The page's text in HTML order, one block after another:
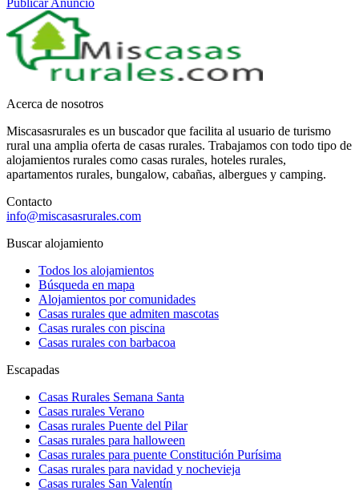
Acerca de nosotros
Miscasasrurales es un buscador que facilita al usuario de turismo
rural una amplia oferta de casas rurales. Trabajamos con todo tipo de
alojamientos rurales como casas rurales, hoteles rurales,
apartamentos rurales, bungalow, cabañas, albergues y camping.
Contacto
info@miscasasrurales.com
Buscar alojamiento
Todos los alojamientos
Búsqueda en mapa
Alojamientos por comunidades
Casas rurales que admiten mascotas
Casas rurales con piscina
Casas rurales con barbacoa
Escapadas
Casas Rurales Semana Santa
Casas rurales Verano
Casas rurales Puente del Pilar
Casas rurales para halloween
Casas rurales para puente Constitución Purísima
Casas rurales para navidad y nochevieja
Casas rurales San Valentín